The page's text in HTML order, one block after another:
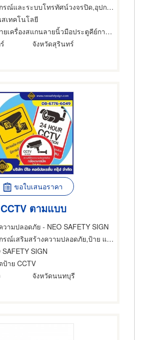
ะบบโทรทัศน์วงจรปิด,อุปกรณ์เสริมสร้างความปลอดภัย,อุปกรณ์และระบบรักษาความปลอดภัย
สเทคโนโลยี
ครื่องสแกนลายนิ้วมือประตูคีย์การ์ด สุรินทร์
จังหวัดสุรินทร์
ขอใบเสนอราคา
ตามแบบ
ามปลอดภัย - NEO SAFETY SIGN
สริมสร้างความปลอดภัย,ป้าย และป้ายโฆษณา,อุปกรณ์และวัสดุป้าย
SAFETY SIGN
ป้าย CCTV
จังหวัดนนทบุรี